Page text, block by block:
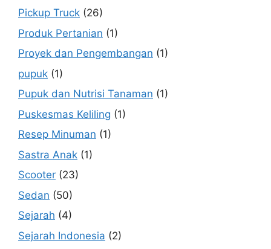
Pickup Truck (26)
Produk Pertanian (1)
Proyek dan Pengembangan (1)
pupuk (1)
Pupuk dan Nutrisi Tanaman (1)
Puskesmas Keliling (1)
Resep Minuman (1)
Sastra Anak (1)
Scooter (23)
Sedan (50)
Sejarah (4)
Sejarah Indonesia (2)